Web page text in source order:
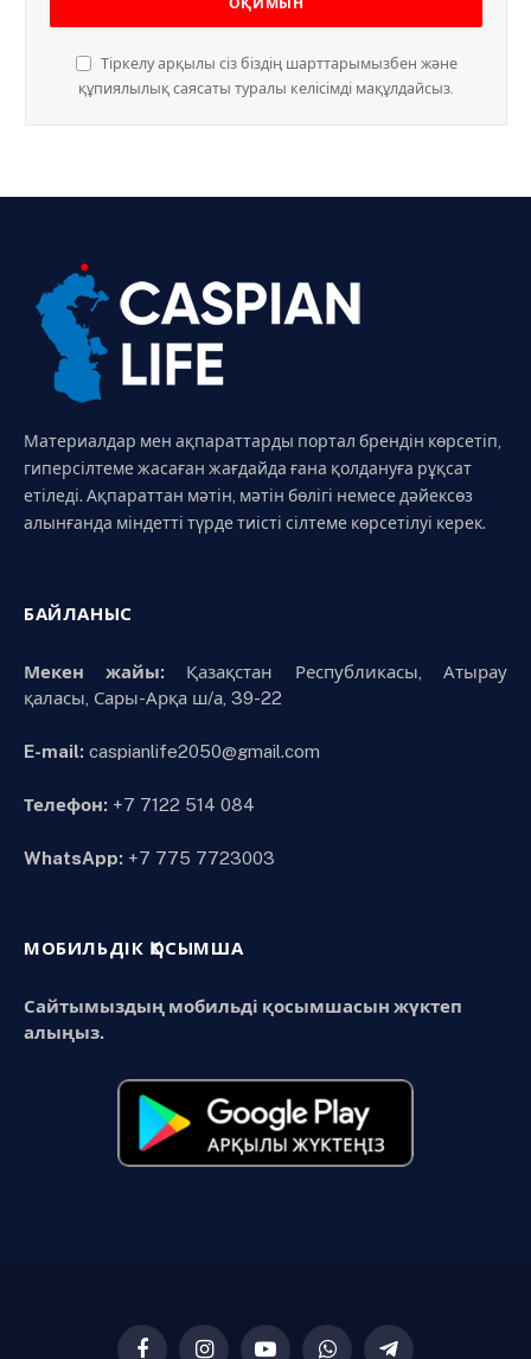
Тіркелу арқылы сіз біздің шарттарымызбен және
құпиялылық саясаты туралы келісімді мақұлдайсыз.
Материалдар мен ақпараттарды портал брендін көрсетіп,
гиперсілтеме жасаған жағдайда ғана қолдануға рұқсат
етіледі. Ақпараттан мәтін, мәтін бөлігі немесе дәйексөз
алынғанда міндетті түрде тиісті сілтеме көрсетілуі керек.
БАЙЛАНЫС
Мекен жайы:Қазақстан Республикасы, Атырау
қаласы, Сары-Арқа ш/а, 39-22
E-mail: caspianlife2050@gmail.com
Телефон: +7 7122 514 084
WhatsApp: +7 775 7723003
МОБИЛЬДІК ҚОСЫМША
Сайтымыздың мобильді қосымшасын жүктеп
алыңыз.